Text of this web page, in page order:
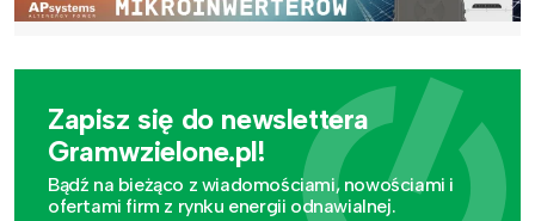
Zapisz się do newslettera
Gramwzielone.pl!
Bądź na bieżąco z wiadomościami, nowościami i
ofertami firm z rynku energii odnawialnej.